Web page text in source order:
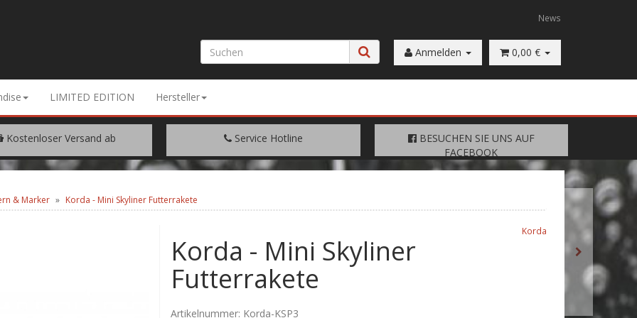
News
Anmelden 0,00 €
LIMITED EDITION Hersteller
Kostenloser Versand ab
WARENWERT VON € 200.- Service Hotline
+49 (0) 9429/948344
BESUCHEN SIE UNS AUF
FACEBOOK
BESUCHEN SIE UNS AUF
FACEBOOK
& Marker Korda - Mini Skyliner Futterrakete
Korda
Korda - Mini Skyliner
Futterrakete
Artikelnummer: Korda-KSP3